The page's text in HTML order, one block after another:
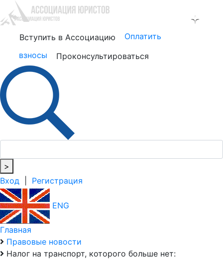
Вступить в Ассоциацию
Оплатить
взносы
Проконсультироваться
>
Вход
Регистрация
ENG
Главная
Правовые новости
Налог на транспорт, которого больше нет: